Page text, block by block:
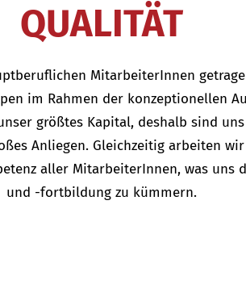
QUALITÄT
MitarbeiterInnen
im Rahmen der konzeptionellen
größtes Kapital, deshalb sind
Anliegen. Gleichzeitig arbeiten
aller MitarbeiterInnen, was
und -fortbildung zu kümmern.